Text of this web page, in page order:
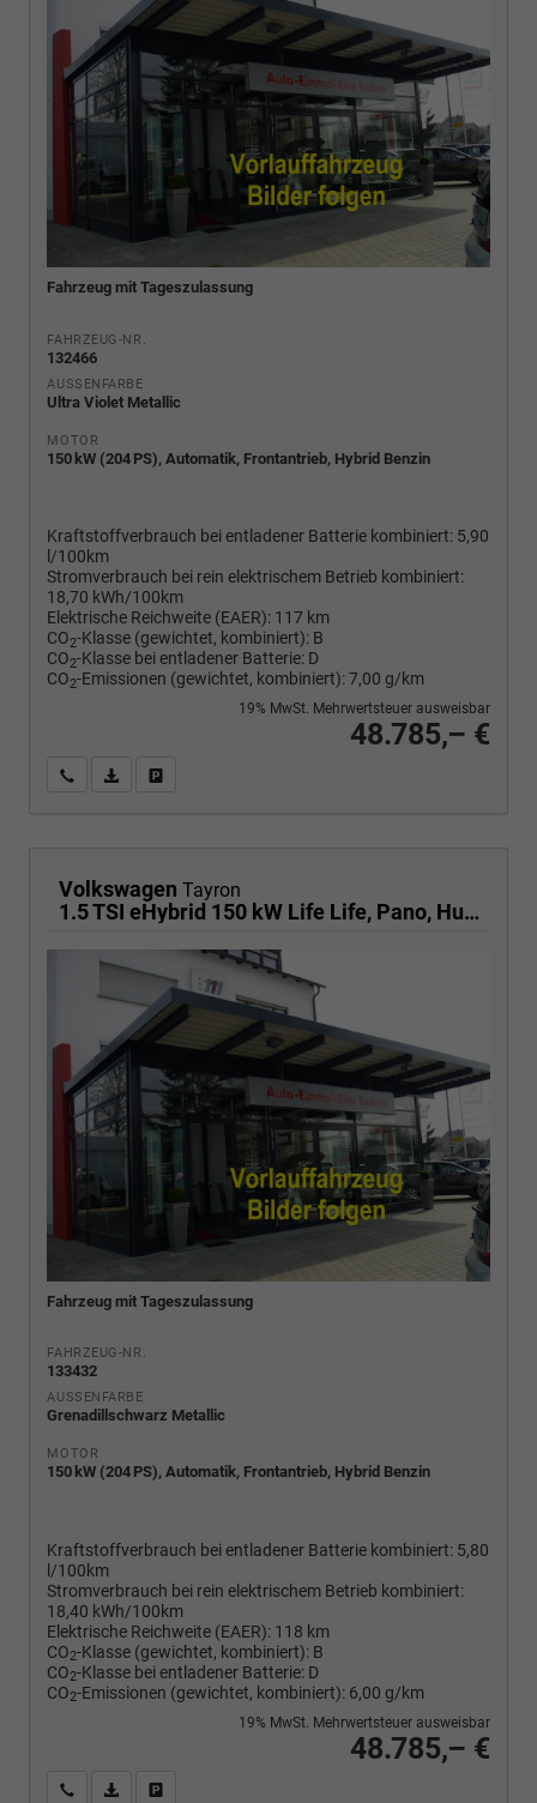
Fahrzeug mit Tageszulassung
FAHRZEUG-NR.
132466
AUSSENFARBE
Ultra Violet Metallic
MOTOR
150 kW (204 PS), Automatik, Frontantrieb, Hybrid Benzin
Kraftstoffverbrauch bei entladener Batterie kombiniert: 5,90
l/100km
Stromverbrauch bei rein elektrischem Betrieb kombiniert:
18,70 kWh/100km
Elektrische Reichweite (EAER): 117 km
CO2-Klasse (gewichtet, kombiniert): B
CO2-Klasse bei entladener Batterie: D
CO2-Emissionen (gewichtet, kombiniert):7,00 g/km
48.785,– €
19% MwSt. Mehrwertsteuer ausweisbar
Wir rufen Sie anPDF-Fahrzeugexposé drucken
Volkswagen Tayron
1.5 TSI eHybrid 150 kW Life Life, Pano, HuD, AHK, AreaView, Side, Navi, Winter, 5-J. Garantie
Fahrzeug mit Tageszulassung
FAHRZEUG-NR.
133432
AUSSENFARBE
Grenadillschwarz Metallic
MOTOR
150 kW (204 PS), Automatik, Frontantrieb, Hybrid Benzin
Kraftstoffverbrauch bei entladener Batterie kombiniert: 5,80
l/100km
Stromverbrauch bei rein elektrischem Betrieb kombiniert:
18,40 kWh/100km
Elektrische Reichweite (EAER): 118 km
CO2-Klasse (gewichtet, kombiniert): B
CO2-Klasse bei entladener Batterie: D
CO2-Emissionen (gewichtet, kombiniert): 6,00 g/km
48.785,– €
19% MwSt. Mehrwertsteuer ausweisbar
Wir rufen Sie anPDF-Fahrzeugexposé drucken